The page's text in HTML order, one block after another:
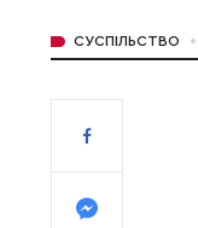
СУСПІЛЬСТВО